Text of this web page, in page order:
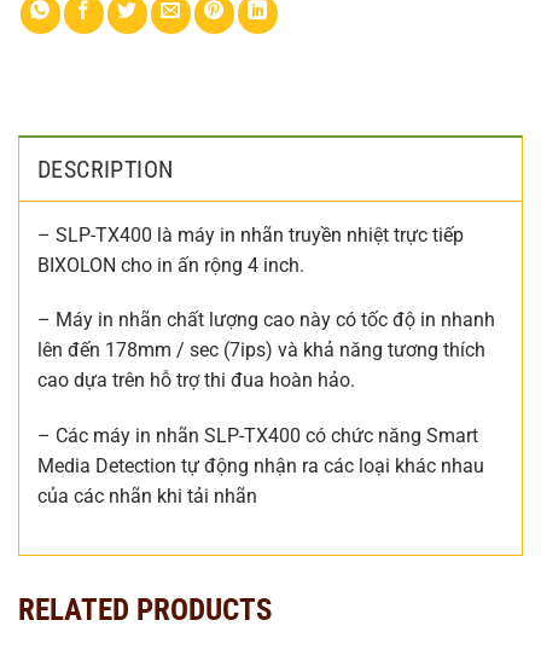
DESCRIPTION
– SLP-TX400 là máy in nhãn truyền nhiệt trực tiếp
BIXOLON cho in ấn rộng 4 inch.
– Máy in nhãn chất lượng cao này có tốc độ in nhanh
lên đến 178mm / sec (7ips) và khả năng tương thích
cao dựa trên hỗ trợ thi đua hoàn hảo.
– Các máy in nhãn SLP-TX400 có chức năng Smart
Media Detection tự động nhận ra các loại khác nhau
của các nhãn khi tải nhãn
RELATED PRODUCTS